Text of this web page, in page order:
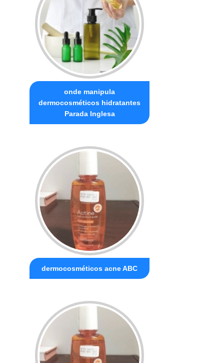
onde manipula
dermocosméticos hidratantes
Parada Inglesa
dermocosméticos acne ABC